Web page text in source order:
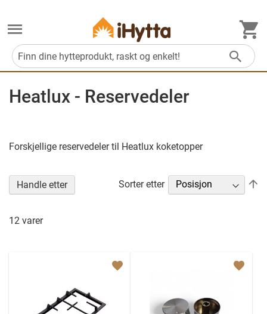
Søk
Heatlux - Reservedeler
Forskjellige reservedeler til Heatlux koketopper
12 varer
Sorter etter
Handle etter